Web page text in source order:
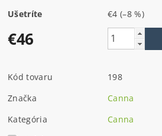
Ušetríte €4(–8 %)
€46
Kód tovaru
198
Značka
Canna
Kategória
Canna